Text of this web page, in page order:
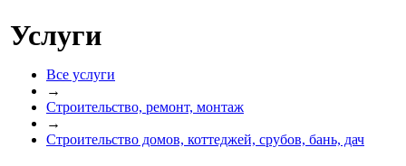
Услуги
Все услуги
→
Строительство, ремонт, монтаж
→
Строительство домов, коттеджей, срубов, бань, дач